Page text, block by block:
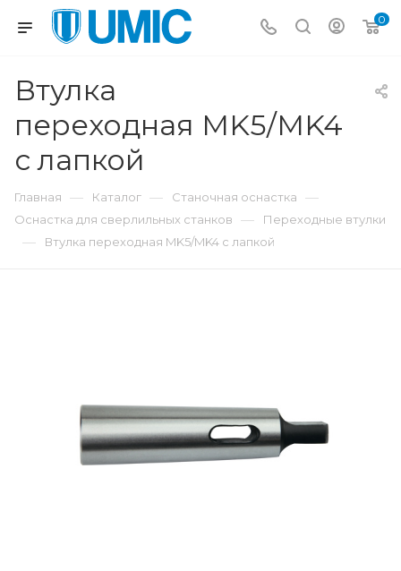
0
Втулка
переходная MK5/MK4
с лапкой
Главная — Каталог — Станочная оснастка —
Оснастка для сверлильных станков — Переходные втулки
— Втулка переходная MK5/MK4 с лапкой